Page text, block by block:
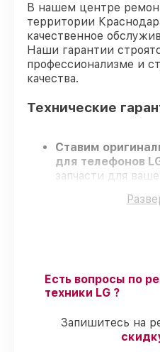
В нашем центре
территории
качественное
Наши гарантии
профессионализме и
качества.
Технические
Ставим
для телефонов
запчасти для
серьезную
переносов.
Официальная
работ и
LG
Есть вопросы по
техники LG ?
Запишитесь на